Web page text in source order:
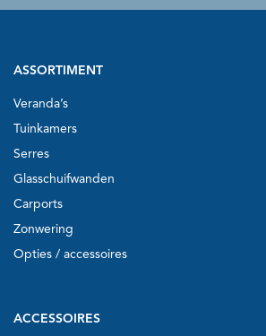
ASSORTIMENT
Veranda’s
Tuinkamers
Serres
Glasschuifwanden
Carports
Zonwering
Opties / accessoires
ACCESSOIRES